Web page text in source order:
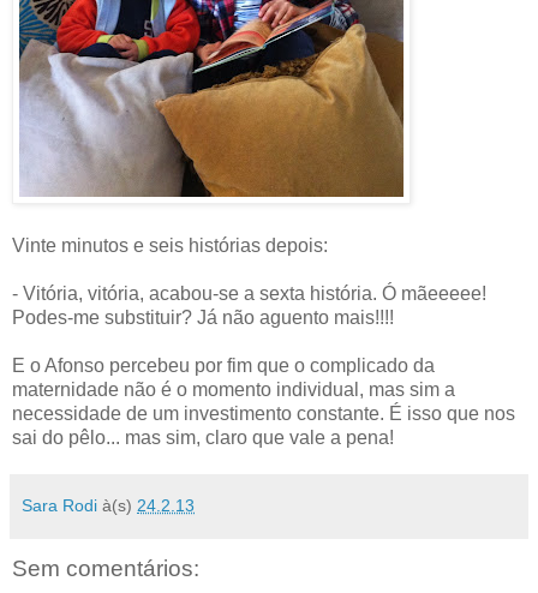
Vinte minutos e seis histórias depois:
- Vitória, vitória, acabou-se a sexta história. Ó mãeeeee!
Podes-me substituir? Já não aguento mais!!!!
E o Afonso percebeu por fim que o complicado da
maternidade não é o momento individual, mas sim a
necessidade de um investimento constante. É isso que nos
sai do pêlo... mas sim, claro que vale a pena!
Sara Rodi à(s) 24.2.13
Sem comentários: